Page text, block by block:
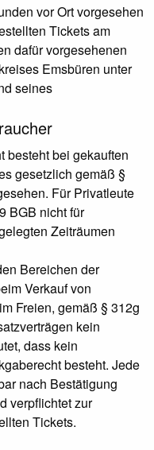
vor Ort vorgesehen
Tickets am
dafür vorgesehenen
Emsbüren unter
seines
besteht bei gekauften
gesetzlich gemäß §
Für Privatleute
BGB nicht für
Zeiträumen
Bereichen der
Verkauf von
Freien, gemäß § 312g
kein
dass kein
besteht. Jede
nach Bestätigung
verpflichtet zur
Tickets.